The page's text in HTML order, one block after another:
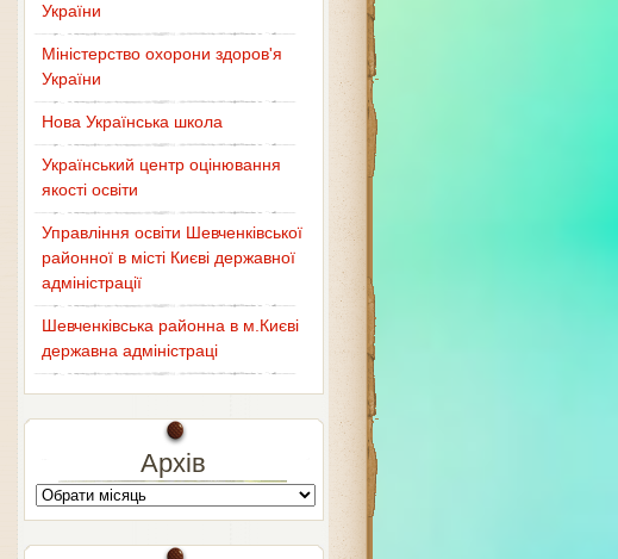
України
Міністерство охорони здоров'я
України
Нова Українська школа
Український центр оцінювання
якості освіти
Управління освіти Шевченківської
районної в місті Києві державної
адміністрації
Шевченківська районна в м.Києві
державна адміністраці
Архів